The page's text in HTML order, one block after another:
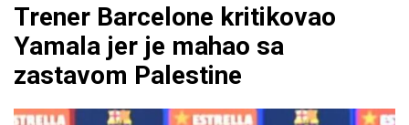
Trener Barcelone kritikovao
Yamala jer je mahao sa
zastavom Palestine